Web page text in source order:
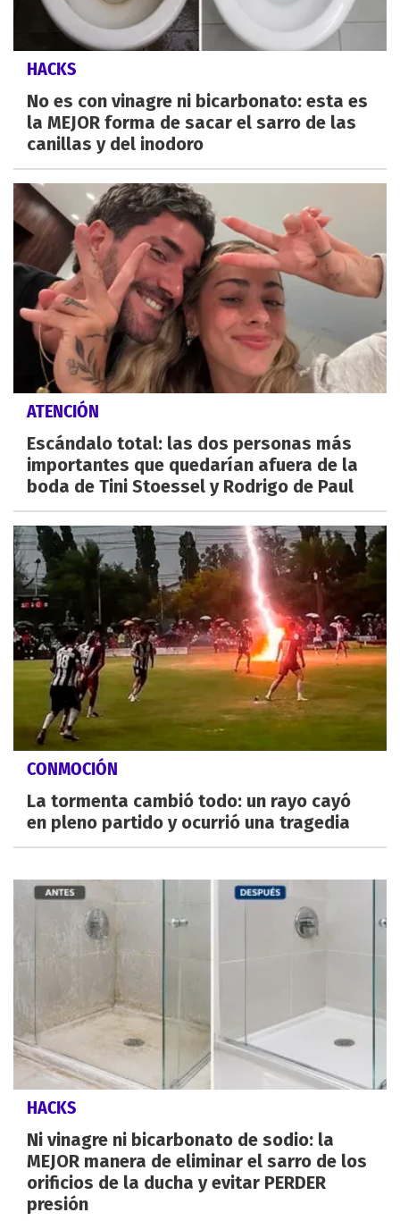
HACKS
No es con vinagre ni bicarbonato: esta es
la MEJOR forma de sacar el sarro de las
canillas y del inodoro
ATENCIÓN
Escándalo total: las dos personas más
importantes que quedarían afuera de la
boda de Tini Stoessel y Rodrigo de Paul
CONMOCIÓN
La tormenta cambió todo: un rayo cayó
en pleno partido y ocurrió una tragedia
HACKS
Ni vinagre ni bicarbonato de sodio: la
MEJOR manera de eliminar el sarro de los
orificios de la ducha y evitar PERDER
presión